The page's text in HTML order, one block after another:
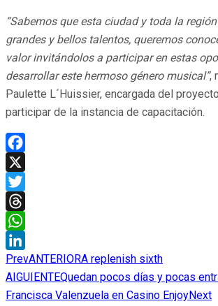
“Sabemos que esta ciudad y toda la
grandes y bellos talentos, queremos
valor invitándolos a participar en estas
desarrollar este hermoso género musical”,
Paulette L´Huissier, encargada del
participar de la instancia de capacitación.
Facebook
X
Twitter
Threads
WhatsApp
LinkedIn
PrevANTERIORA replenish sixth
AIGUIENTEQuedan pocos días y pocas
Francisca Valenzuela en Casino EnjoyNext